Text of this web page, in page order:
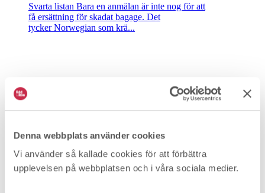
Denna webbplats använder cookies
Vi använder så kallade cookies för att förbättra
upplevelsen på webbplatsen och i våra sociala medier.
Svarta listan Bara en anmälan är inte nog för att
få ersättning för skadat bagage. Det
tycker Norwegian som krä...
Vinted vägrar ersätta lurad kund